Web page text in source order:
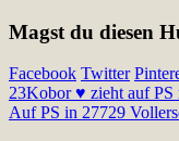
Magst du diesen
Facebook Twitter
23Kobor ♥ zieht auf PS
Auf PS in 27729